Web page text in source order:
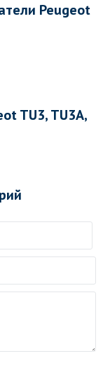
Peugeot
TU3, TU3A,